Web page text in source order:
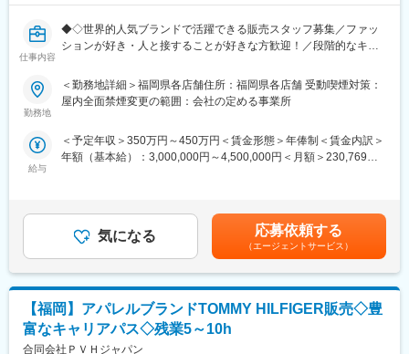
仕事内容
◆◇世界的人気ブランドで活躍できる販売スタッフ募集／ファッ
ションが好き・人と接することが好きな方歓迎！／段階的なキャ
浅めでも安心の教育体制／福利厚生充実で長く働ける環境◇◆
て、接客を中心とした店舗運営に幅広く携わっていただきます。
ブランドの魅力をお客様に伝えながら、ファンづくりに貢献する
・売場づくりやディスプレイの調整
・スタッフ教育やチームサポート
・店舗イベントの企画・運営（状況に応じて）
■接客スタイル：
お客様一人ひとりのニーズに合わせた提案型の接客を大切にして
います。会話を通じて信頼関係を築きながら、その方に最適な商
品をご提案していただきます。
勤務地
＜勤務地詳細＞福岡県各店舗住所：福岡県各店舗 受動喫煙対策：
屋内全面禁煙変更の範囲：会社の定める事業所
給与
＜予定年収＞350万円～450万円＜賃金形態＞年俸制＜賃金内訳＞
年額（基本給）：3,000,000円～4,500,000円＜月額＞230,769円
目安の金額であり、選考を通じて上下する可能性があります。月
給(月額)は固定手当を含めた表記です。
気になる 応募依頼する
（エージェントサービス）
【福岡】アパレルブランドTOMMY HILFIGER販売◇豊
富なキャリアパス◇残業5～10h
合同会社ＰＶＨジャパン